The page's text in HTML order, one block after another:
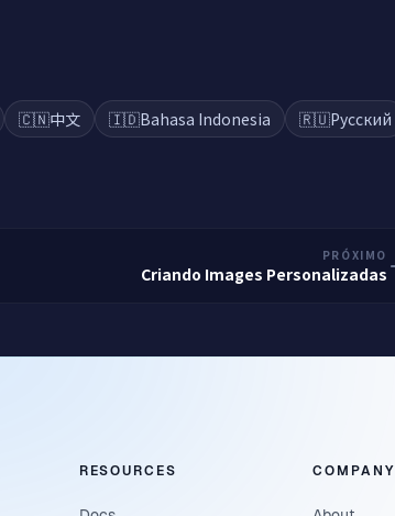
🇨🇳中文 🇮🇩Bahasa Indonesia 🇷🇺Русский
PRÓXIMO
Criando Images Personalizadas
RESOURCES COMPANY